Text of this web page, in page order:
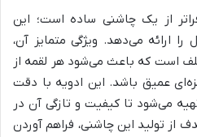
از یک چاشنی ساده است؛ این
ارائه می‌دهد. ویژگی متمایز آن،
است که باعث می‌شود هر لقمه از
عمیق باشد. این ادویه با دقت
می‌شود تا کیفیت و تازگی آن در
از تولید این چاشنی، فراهم آوردن